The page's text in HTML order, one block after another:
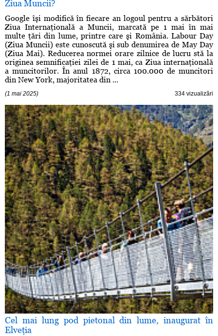
Ziua Muncii?
Google îşi modifică în fiecare an logoul pentru a sărbători
Ziua Internaţională a Muncii, marcată pe 1 mai în mai
multe ţări din lume, printre care şi România. Labour Day
(Ziua Muncii) este cunoscută şi sub denumirea de May Day
(Ziua Mai). Reducerea normei orare zilnice de lucru stă la
originea semnificaţiei zilei de 1 mai, ca Ziua internaţională
a muncitorilor. În anul 1872, circa 100.000 de muncitori
din New York, majoritatea din ...
(1 mai 2025) 334 vizualizări
Cel mai lung pod pietonal din lume, inaugurat în
Elveţia